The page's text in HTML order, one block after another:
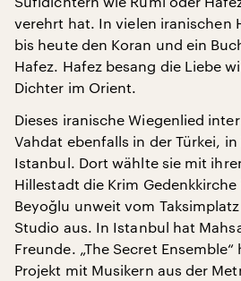
verehrt hat. In vielen iranischen
bis heute den Koran und ein
Hafez. Hafez besang die Liebe
Dichter im Orient.
Dieses iranische Wiegenlied
Vahdat ebenfalls in der Türkei,
Istanbul. Dort wählte sie mit
Hillestadt die Krim
Beyoğlu unweit vom
Studio aus. In Istanbul hat
Freunde. „The Secret
Projekt mit Musikern aus der